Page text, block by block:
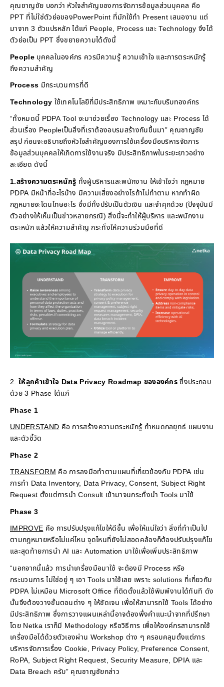
คุณชาญชัย บอกว่า หัวใจสำคัญของการจัดการข้อมูลส่วนบุคคล คือ
PPT ที่ไม่ใช่ตัวย่อของPowerPoint ที่มักใช้ทำ Present เสนองาน แต่
มาจาก 3 ตัวแปรหลัก ได้แก่ People, Process และ Technology จึงได้
ตัวย่อเป็น PPT ซึ่งขยายความได้ดังนี้
Peopleบุคคลในองค์กร ควรมีความรู้ ความเข้าใจ และการตระหนักรู้
ถึงความสำคัญ
Process มีกระบวนการที่ดี
Technology ใช้เทคโนโลยีที่มีประสิทธิภาพ เหมาะกับบริบทองค์กร
“ทั้งหมดนี้ PDPA Tool จะมาช่วยเรื่อง Technology และ Process ได้
ส่วนเรื่อง Peopleเป็นสิ่งที่เราต้องอบรมสร้างกันขึ้นมา” คุณชาญชัย
สรุป ก่อนจะอธิบายถึงหัวใจสำคัญของการใช้เครื่องมือบริหารจัดการ
ข้อมูลส่วนบุคคลให้เกิดการใช้งานจริง มีประสิทธิภาพในระยะยาวอย่าง
ละเอียด ดังนี้
1.สร้างความตระหนักรู้ ทั้งผู้บริหารและพนักงาน ให้เข้าใจว่า กฎหมาย
PDPA มีหน้าที่อะไรบ้าง มีความเสี่ยงอย่างไรถ้าไม่ทำตาม หากทำผิด
กฎหมายจะโดนโทษอะไร ซึ่งมีทั้งปรับเป็นตัวเงิน และจำคุกด้วย (ปัจจุบันมี
ตัวอย่างให้เห็นเป็นข่าวหลายกรณี) สิ่งนี้จะทำให้ผู้บริหาร และพนักงาน
ตระหนัก แล้วให้ความสำคัญ กระทั่งให้ความร่วมมือที่ดี
ให้ลูกค้าเข้าใจ Data Privacy Roadmap ขององค์กรซึ่งประกอบ
ด้วย 3 Phase ได้แก่
Phase 1
UNDERSTANDคือ การสร้างความตระหนักรู้ กำหนดกลยุทธ์ แผนงาน
และตัวชี้วัด
Phase 2
TRANSFORMคือ การลงมือทำตามแผนที่เกี่ยวข้องกับ PDPA เช่น
การทำ Data Inventory, Data Privacy, Consent, Subject Right
Request ตั้งแต่การนำ Consult เข้ามาจนกระทั่งนำ Tools มาใช้
Phase 3
IMPROVEคือ การปรับปรุงแก้ไขให้ดีขึ้น เพื่อให้แน่ใจว่า สิ่งที่ทำเป็นไป
ตามกฎหมายหรือไม่แค่ไหน จุดไหนที่ยังไม่สอดคล้องก็ต้องปรับปรุงแก้ไข
และสุดท้ายการนำ AI และ Automation มาใช้เพื่อเพิ่มประสิทธิภาพ
“นอกจากนี้แล้ว การนำเครื่องมือมาใช้ จะต้องมี Process หรือ
กระบวนการ ไม่ใช่อยู่ ๆ เอา Tools มาใช้เลย เพราะ solutions ที่เกี่ยวกับ
PDPA ไม่เหมือน Microsoft Office ที่ติดตั้งแล้วใช้พิมพ์งานได้ทันที ดัง
นั้นจึงต้องวางขั้นตอนต่าง ๆ ให้ชัดเจน เพื่อให้สามารถใช้ Tools ได้อย่าง
มีประสิทธิภาพ ซึ่งการวางแผนเหล่านี้อาจต้องพึ่งคำแนะนำจากที่ปรึกษา
โดย Netka เราก็มี Methodology หรือวิธีการ เพื่อให้องค์กรสามารถใช้
เครื่องมือได้ด้วยตัวเองผ่าน Workshop ต่าง ๆ ครอบคลุมตั้งแต่การ
บริหารจัดการเรื่อง Cookie, Privacy Policy, Preference Consent,
RoPA, Subject Right Request, Security Measure, DPIA และ
Data Breach ครับ” คุณชาญชัยกล่าว